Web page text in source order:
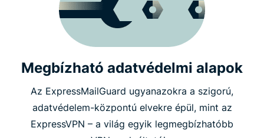
Megbízható adatvédelmi alapok
Az ExpressMailGuard ugyanazokra a szigorú,
adatvédelem-központú elvekre épül, mint az
ExpressVPN – a világ egyik legmegbízhatóbb